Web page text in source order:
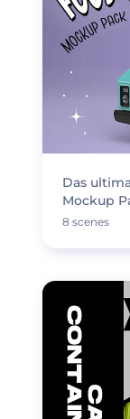
Das
Mockup
8 scenes